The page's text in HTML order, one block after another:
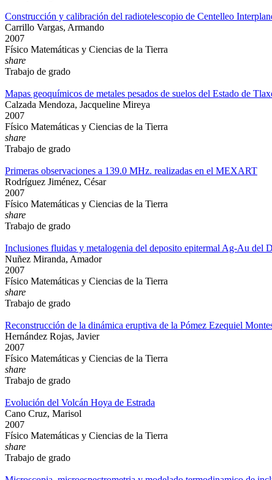
Construcción y calibración del radiotelescopio de Centelleo
Carrillo Vargas, Armando
2007
Físico Matemáticas y Ciencias de la Tierra
share
Trabajo de grado
Mapas geoquímicos de metales pesados de suelos del Estado de
Calzada Mendoza, Jacqueline Mireya
2007
Físico Matemáticas y Ciencias de la Tierra
share
Trabajo de grado
Primeras observaciones a 139.0 MHz. realizadas en el MEXART
Rodríguez Jiménez, César
2007
Físico Matemáticas y Ciencias de la Tierra
share
Trabajo de grado
Inclusiones fluidas y metalogenia del deposito epitermal Ag-Au del
Nuñez Miranda, Amador
2007
Físico Matemáticas y Ciencias de la Tierra
share
Trabajo de grado
Reconstrucción de la dinámica eruptiva de la Pómez Ezequiel
Hernández Rojas, Javier
2007
Físico Matemáticas y Ciencias de la Tierra
share
Trabajo de grado
Evolución del Volcán Hoya de Estrada
Cano Cruz, Marisol
2007
Físico Matemáticas y Ciencias de la Tierra
share
Trabajo de grado